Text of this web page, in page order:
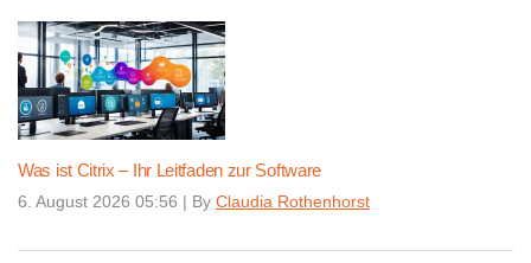
Was ist Citrix – Ihr Leitfaden zur Software
6. August 2026 05:56 | By Claudia Rothenhorst